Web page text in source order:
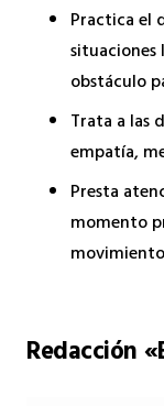
Practica el
obstáculo
Trata a las
empatía,
Presta
momento
Redacción